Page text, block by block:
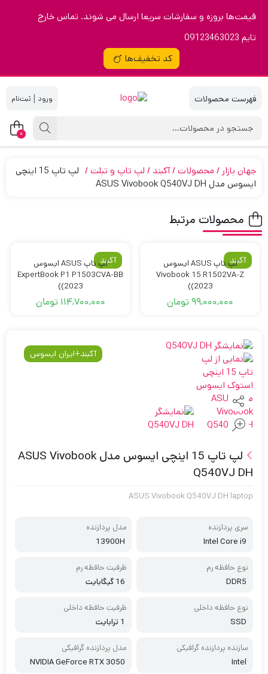
قیمت‌ها بروزه و سفارشات سریعا ارسال می شوند. تماس خارج
تایم 09123463023
کد تخفیف‌ها
|
0
جهان بازار محصولات آکبند لپ تاپ و تبلت
لپ تاپ 15 اینچی
ایسوس مدل ASUS Vivobook Q540VJ DH
محصولات مرتبط
آکبند
لپ تاپ ASUS ایسوس
Vivobook 15 R1502VA-Z
(2023)
99,000,000تومان
آکبند
لپ تاپ ASUS ایسوس
ExpertBook P1 P1503CVA-BB
(2023)
114,700,000 تومان
آکبند+ایران ایسوس
لپ تاپ 15 اینچی ایسوس مدل ASUS Vivobook
Q540VJ DH
ASUS Vivobook Q540VJ DH laptop
سری پردازنده
Intel Core i9
مدل پردازنده
13900H
نوع حافظه رم
DDR5
ظرفیت حافظه رم
16 گیگابایت
نوع حافظه داخلی
SSD
ظرفیت حافظه داخلی
1 ترابایت
سازنده پردازنده گرافیکی
Intel
مدل پردازنده گرافیکی
NVIDIA GeForce RTX 3050